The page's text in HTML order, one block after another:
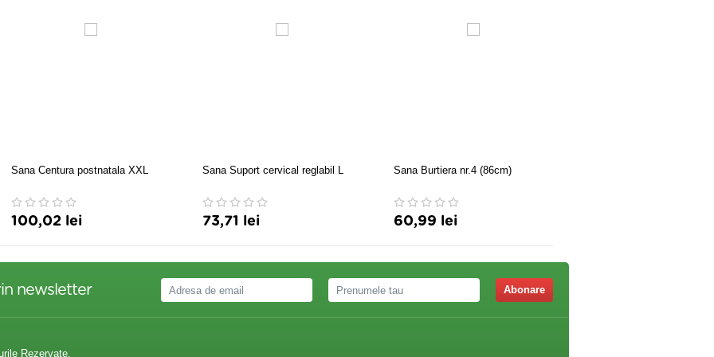
Sana Centura postnatala XXL
100,02 lei
Sana Suport cervical reglabil L
73,71 lei
Sana Burtiera nr.4 (86cm)
60,99 lei
newsletter Abonare
Rezervate.